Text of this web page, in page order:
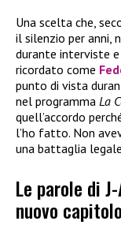
Una scelta che,
il silenzio per anni,
durante interviste
ricordato come
punto di vista
nel programma La
quell’accordo
l’ho fatto. Non
una battaglia
Le parole di
nuovo